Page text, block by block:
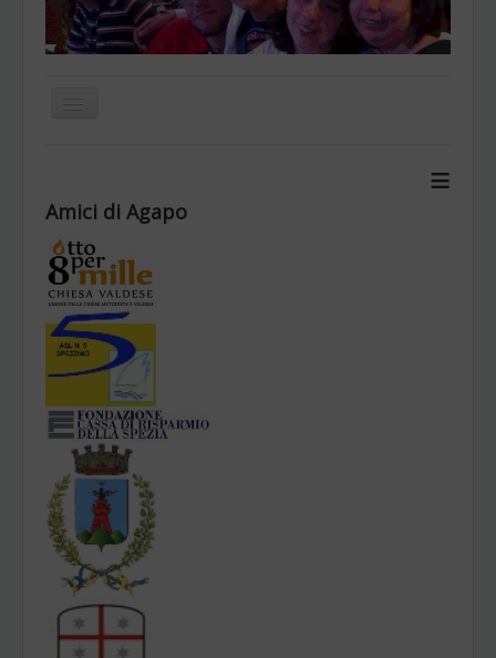
Statuto
Organi
Contatti
News Archivio
BILANCI
Sei qui: Home
≡
Amici di Agapo